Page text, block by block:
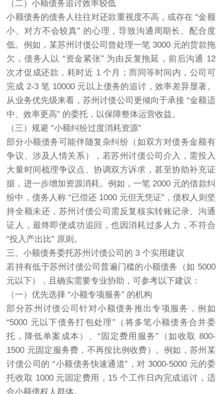
（二）小额债务追讨效率较低
小额债务的债务人往往对还款重视度不高，或存在 “金额
小、对方不会较真” 的心理，导致沟通周期长、配合度
低。例如，某苏州讨债公司曾处理一笔 3000 元的货款拖
欠，债务人以 “资金紧张” 为由反复拖延，前后沟通 12
次才促成还款，耗时近 1 个月；而同等时间内，公司可
完成 2-3 笔 10000 元以上债务的追讨，效率差异显著。
从业务优先级来看，苏州讨债公司更倾向于承接 “金额适
中、效率更高” 的委托，以保障整体运营收益。
（三）规避 “小额纠纷过度消耗资源”
部分小额债务可能伴随复杂纠纷（如双方对债务金额有
争议、涉及人情关系），若苏州讨债公司介入，需投入
大量时间梳理争议点、协调双方诉求，甚至协助补充证
据，进一步增加资源消耗。例如，一笔 2000 元的借款纠
纷中，债务人称 “已偿还 1000 元但无凭证”，债权人则坚
持全额未还，苏州讨债公司需反复核实转账记录、沟通
证人，最终即便成功追回，也因消耗过多人力，不符合
“投入产出比” 原则。
三、小额债务委托苏州讨债公司的 3 个实用建议
若持有低于苏州讨债公司普遍门槛的小额债务（如 5000
元以下），且确实需要专业协助，可参考以下建议：
（一）优先选择 “小额专项服务” 的机构
部分苏州讨债公司针对小额债务推出专项服务，例如
“5000 元以下债务打包处理”（将多笔小额债务合并委
托，降低单案成本）、“固定费用服务”（如收取 800-
1500 元固定服务费，不再按比例收费）。例如，苏州某
讨债公司的 “小额债务快速通道”，对 3000-5000 元的委
托收取 1000 元固定费用，15 个工作日内完成追讨，适
合小额债权人群体。